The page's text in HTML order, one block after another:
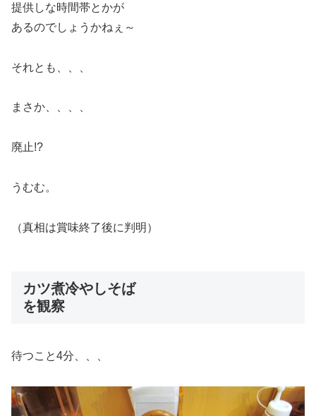
提供しな時間帯とかが
あるのでしょうかねぇ～
それとも、、、
まさか、、、、
廃止!?
うむむ。
（真相は賞味終了後に判明）
カツ煮冷やしそば
を観察
待つこと4分、、、